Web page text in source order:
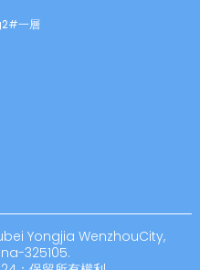
一層
Yongjia WenzhouCity,
325105.